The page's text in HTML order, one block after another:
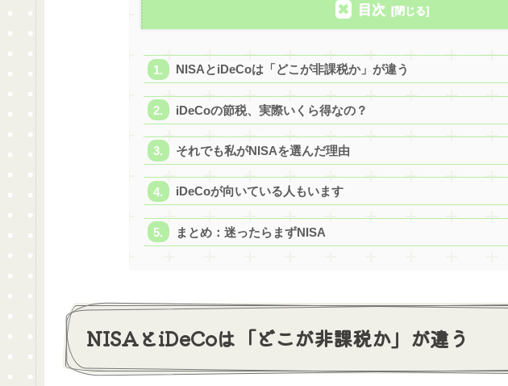
目次
NISAとiDeCoは「どこが非課税か」が違う
iDeCoの節税、実際いくら得なの？
それでも私がNISAを選んだ理由
iDeCoが向いている人もいます
まとめ：迷ったらまずNISA
NISAとiDeCoは「どこが非課税か」が違う